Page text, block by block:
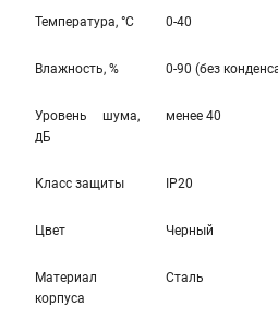
Температура, °С 0-40
Влажность, % 0-90 (без
Уровень шума,
дБ
менее 40
Класс защиты IP20
Цвет Черный
Материал
корпуса
Сталь